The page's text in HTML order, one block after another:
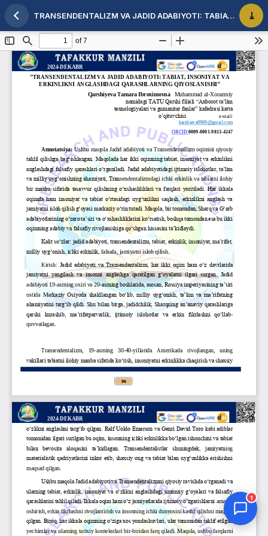
Maqola tafsilotlariga qaytish TRANSENDENTALIZM VA JADID ADABIYOTI: TABIAT, INSONIYAT VA ERKINLIKNI ANGLASHDAGI QARASHLARNING QIYOSLANISHI
1
Jurnal Yordamchisi
Onlayn